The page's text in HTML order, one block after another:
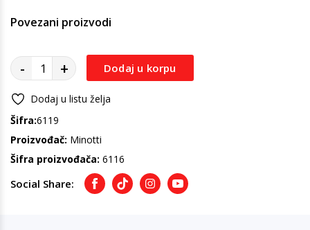
Povezani proizvodi
- + Dodaj u korpu
Dodaj u listu želja
Šifra:6119
Proizvođač: Minotti
Šifra proizvođača: 6116
Social Share: FacebookTikTokInstagramYoutube